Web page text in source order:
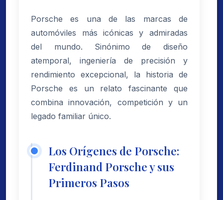
Porsche es una de las marcas de
automóviles más icónicas y admiradas
del mundo. Sinónimo de diseño
atemporal, ingeniería de precisión y
rendimiento excepcional, la historia de
Porsche es un relato fascinante que
combina innovación, competición y un
legado familiar único.
Los Orígenes de Porsche:
Ferdinand Porsche y sus
Primeros Pasos